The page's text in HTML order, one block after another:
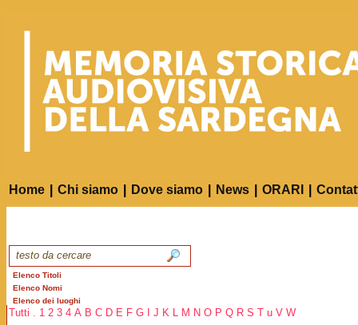
Home Chi siamo Dove siamo News ORARI
Elenco Titoli
Elenco Nomi
Elenco dei luoghi
Tutti . 1 2 3 4 A B C D E F G J K L M N O P Q R S T u V W